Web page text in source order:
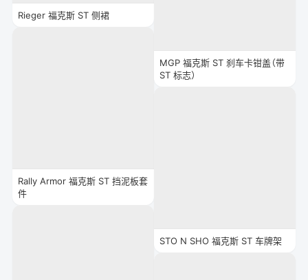
Rieger 福克斯 ST 侧裙
Rally Armor 福克斯 ST 挡泥板套
件
MGP 福克斯 ST 刹车卡钳盖（带
ST 标志）
STO N SHO 福克斯 ST 车牌架